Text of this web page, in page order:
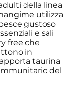
della linea
utilizza
gustoso
e sali
free che
in
taurina
del